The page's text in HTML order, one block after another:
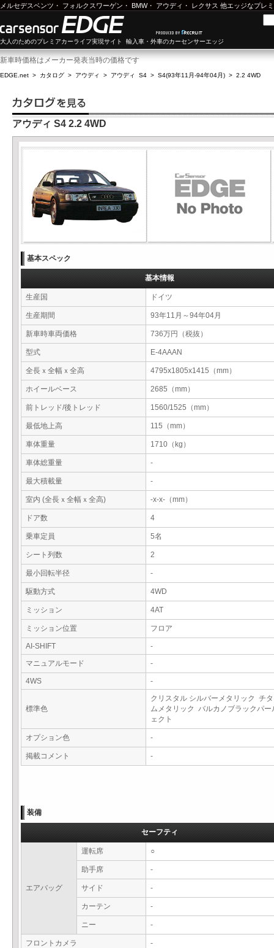
メルセデスベンツ ・ フォルクスワーゲン ・ BMW・ アウディ ・ レクサス 他エッジなプレ
大人のためのプレミアカーライフ実現サイト 輸入車・外車のカーセンサーエッジ
新車時価格はメーカー発表当時の価格です
EDGE.net > カタログ > アウディ > アウディ S4 > S4(93年11月-94年04月) > 2.2 4WD
アウディ S4 2.2 4WD
基本スペック
基本情報
生産国 ドイツ
生産期間 93年11月～94年04月
新車時車両価格 736万円（税抜）
型式 E-4AAAN
全長ｘ全幅ｘ全高 4795x1805x1415（mm）
ホイールベース 2685（mm）
前トレッド/後トレッド 1560/1525（mm）
最低地上高 115（mm）
車体重量 1710（kg）
車体総重量 -
最大積載量 -
室内 (全長ｘ全幅ｘ全高) -x-x-（mm）
ドア数 4
乗車定員 5名
シート列数 2
最小回転半径 -
駆動方式 4WD
ミッション 4AT
ミッション位置 フロア
AI-SHIFT
-
マニュアルモード
-
4WS -
標準色
クリスタル シルバーメタリック チ
ムメタリック バルカノブラックパー
ェクト
オプション色 -
掲載コメント -
装備
セーフティ
エアバッグ
運転席 ○
助手席 -
サイド -
カーテン -
ニー -
フロントカメラ -